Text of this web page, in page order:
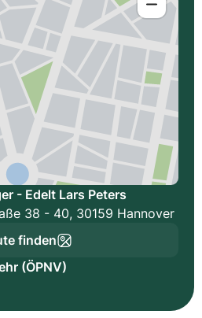
- Edelt Lars Peters
38 - 40, 30159 Hannover
finden
(ÖPNV)